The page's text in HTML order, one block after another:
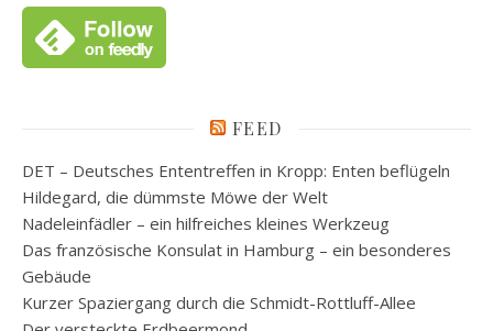
FEED
DET – Deutsches Ententreffen in Kropp: Enten beflügeln
Hildegard, die dümmste Möwe der Welt
Nadeleinfädler – ein hilfreiches kleines Werkzeug
Das französische Konsulat in Hamburg – ein besonderes
Gebäude
Kurzer Spaziergang durch die Schmidt-Rottluff-Allee